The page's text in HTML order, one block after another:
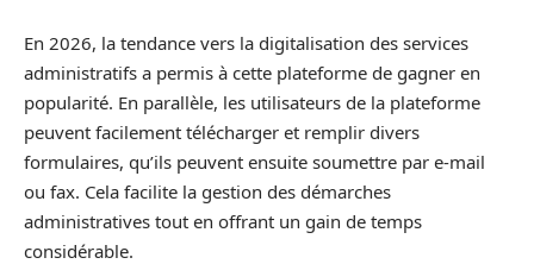
En 2026, la tendance vers la digitalisation des services
administratifs a permis à cette plateforme de gagner en
popularité. En parallèle, les utilisateurs de la plateforme
peuvent facilement télécharger et remplir divers
formulaires, qu’ils peuvent ensuite soumettre par e-mail
ou fax. Cela facilite la gestion des démarches
administratives tout en offrant un gain de temps
considérable.